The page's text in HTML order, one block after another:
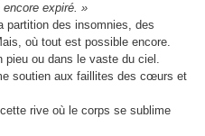
expiré. »
partition des insomnies, des
où tout est possible encore.
pieu ou dans le vaste du ciel.
soutien aux faillites des cœurs et
rive où le corps se sublime